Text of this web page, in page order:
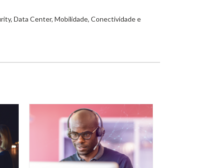
Data Center, Mobilidade, Conectividade e